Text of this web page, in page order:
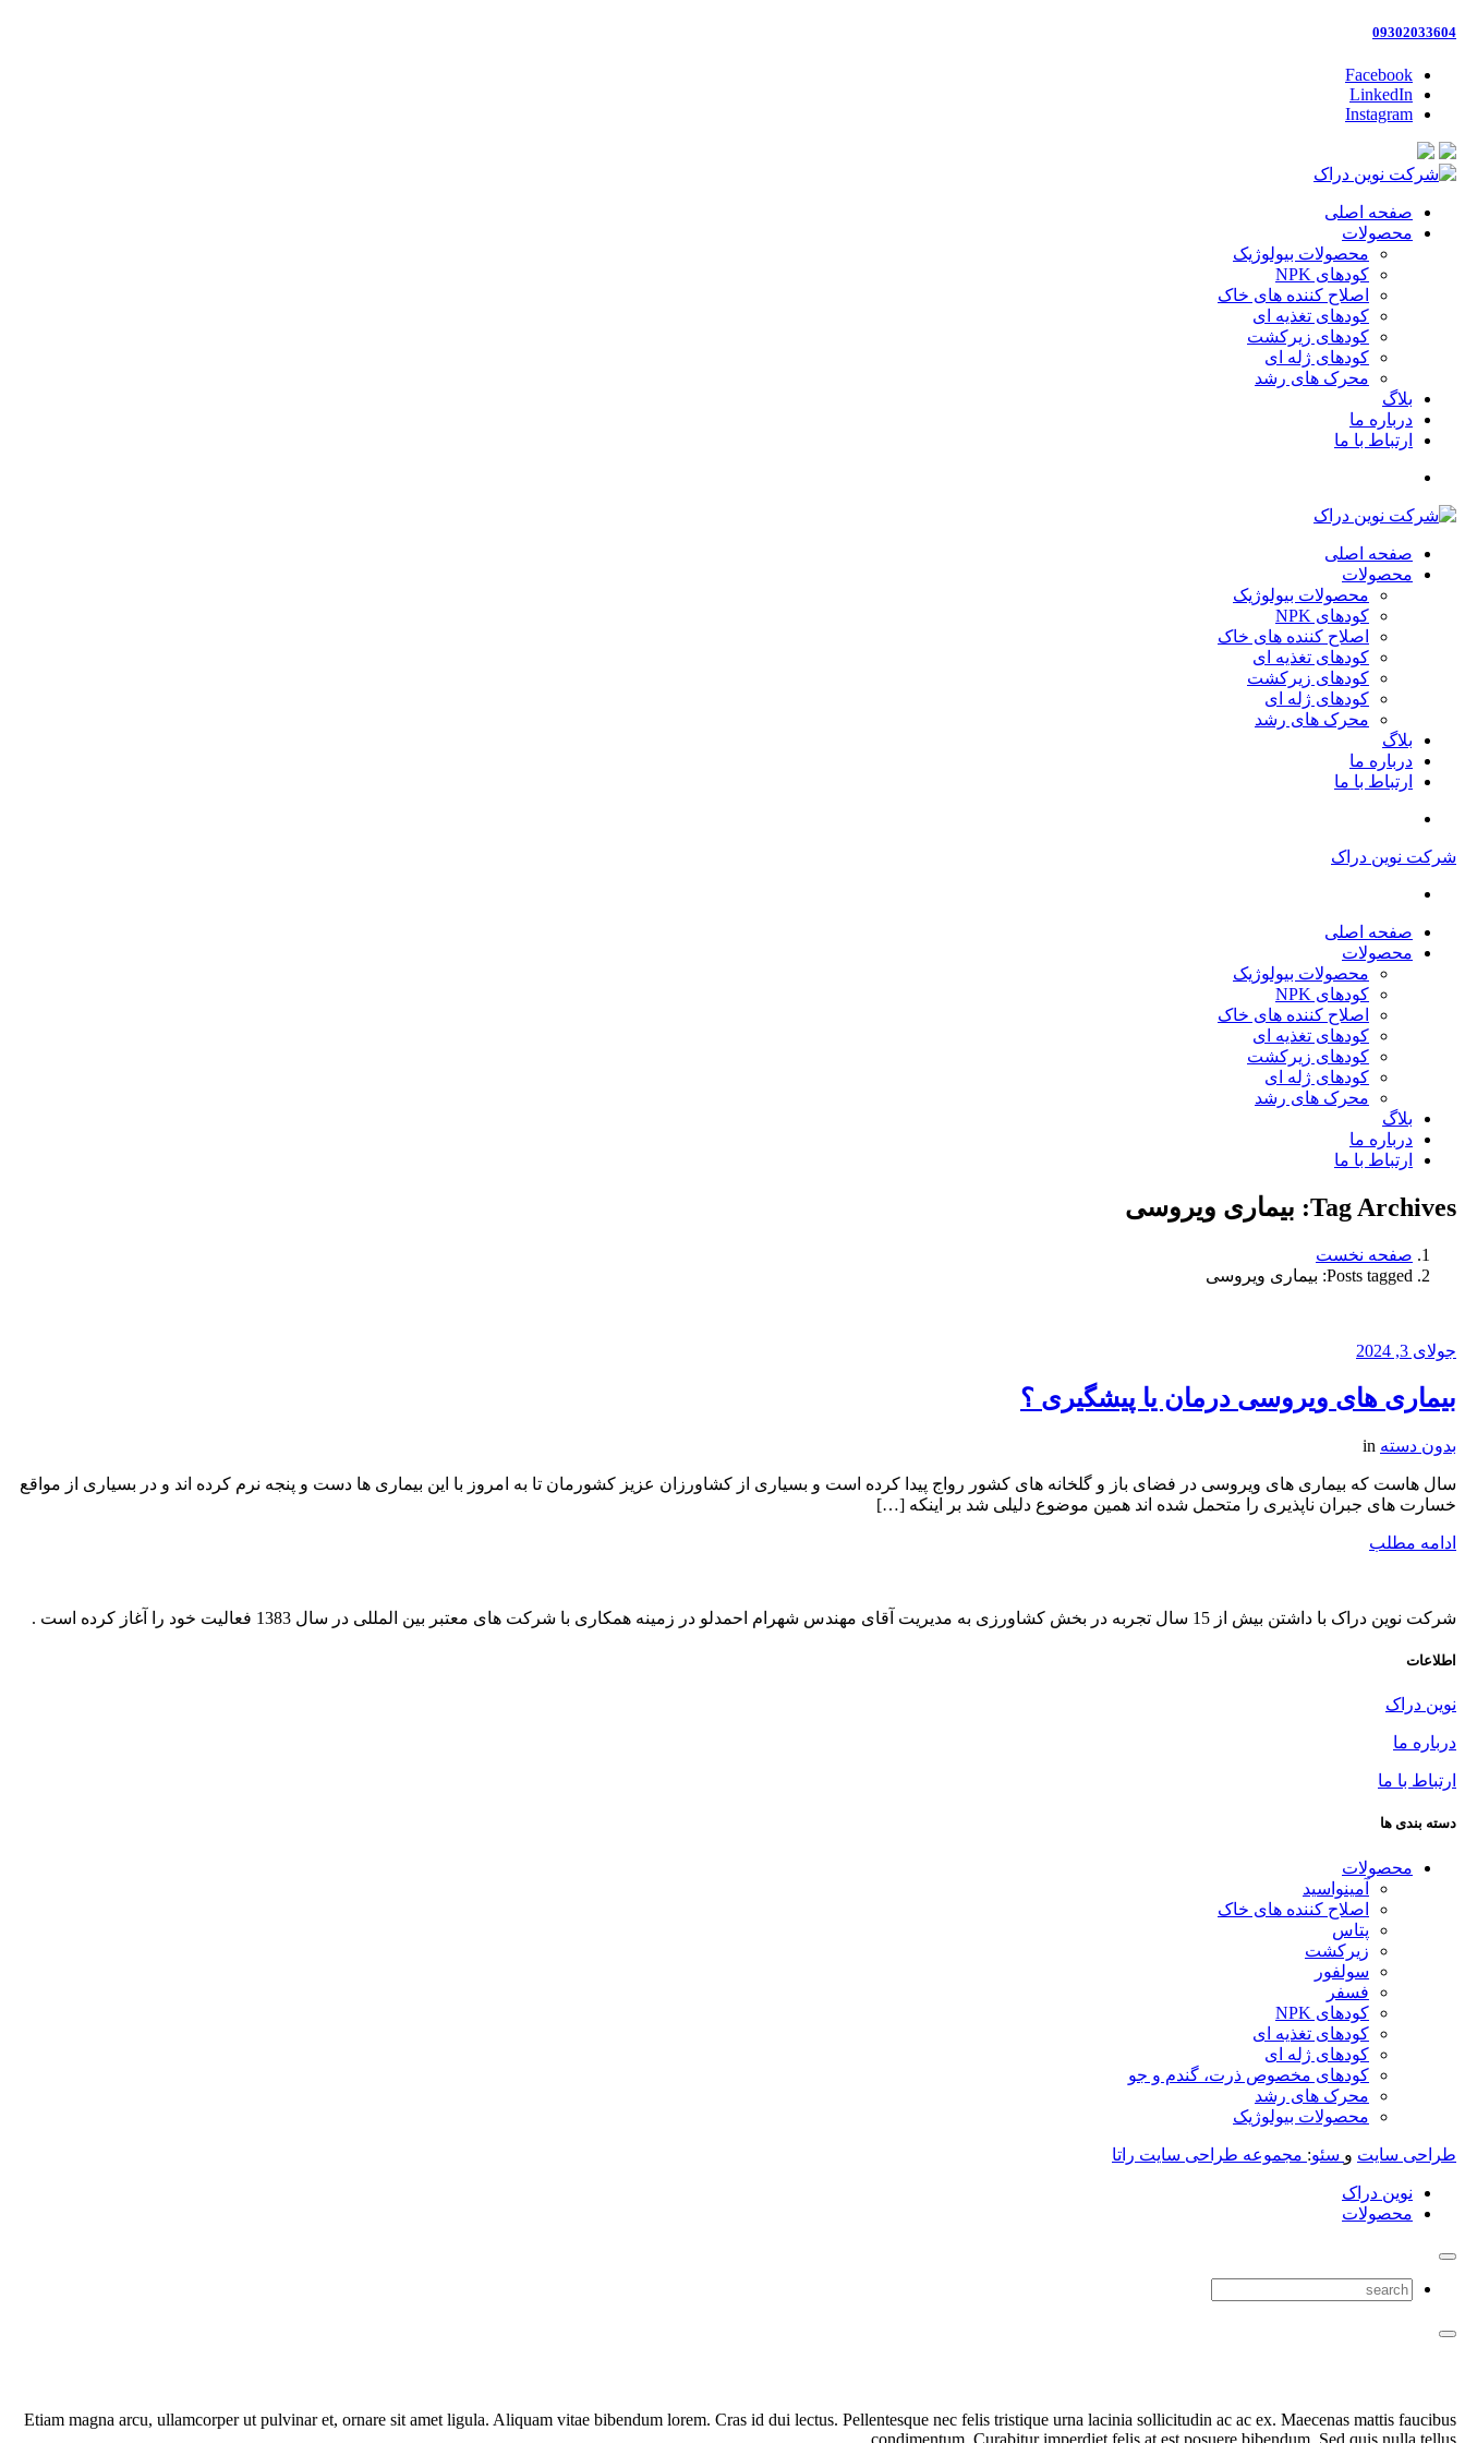
09302033604
Facebook
LinkedIn
Instagram
صفحه اصلی
محصولات
محصولات بیولوژیک
کودهای NPK
اصلاح کننده های خاک
کودهای تغذیه ای
کودهای زیرکشت
کودهای ژله ای
محرک های رشد
بلاگ
درباره ما
ارتباط با ما
صفحه اصلی
محصولات
محصولات بیولوژیک
کودهای NPK
اصلاح کننده های خاک
کودهای تغذیه ای
کودهای زیرکشت
کودهای ژله ای
محرک های رشد
بلاگ
درباره ما
ارتباط با ما
شرکت نوین دراک
صفحه اصلی
محصولات
محصولات بیولوژیک
کودهای NPK
اصلاح کننده های خاک
کودهای تغذیه ای
کودهای زیرکشت
کودهای ژله ای
محرک های رشد
بلاگ
درباره ما
ارتباط با ما
Tag Archives: بیماری ویروسی
صفحه نخست
Posts tagged: بیماری ویروسی
جولای 3, 2024
بیماری های ویروسی درمان یا پیشگیری ؟
بدون دسته
سال هاست که بیماری های ویروسی در فضای باز و گلخانه های کشور رواج پیدا کرده است و بسیاری از کشاورزان عزیز کشورمان تا به امروز با این بیماری ها دست و پنجه نرم کرده اند و در بسیاری از مواقع
خسارت های جبران ناپذیری را متحمل شده اند همین موضوع دلیلی شد بر اینکه […]
ادامه مطلب
شرکت نوین دراک با داشتن بیش از 15 سال تجربه در بخش کشاورزی به مدیریت آقای مهندس شهرام احمدلو در زمینه همکاری با شرکت های معتبر بین المللی در سال 1383 فعالیت خود را آغاز کرده است .
اطلاعات
نوین دراک
درباره ما
ارتباط با ما
دسته بندی ها
محصولات
آمینواسید
اصلاح کننده های خاک
پتاس
زیرکشت
سولفور
فسفر
کودهای NPK
کودهای تغذیه ای
کودهای ژله ای
کودهای مخصوص ذرت، گندم و جو
محرک های رشد
محصولات بیولوژیک
طراحی سایت و سئو: مجموعه طراحی سایت راتا
نوین دراک
محصولات
Etiam magna arcu, ullamcorper ut pulvinar et, ornare sit amet ligula. Aliquam vitae bibendum lorem. Cras id dui lectus. Pellentesque nec felis tristique urna lacinia sollicitudin ac ac ex. Maecenas mattis faucibus
condimentum. Curabitur imperdiet felis at est posuere bibendum. Sed quis nulla tellus.